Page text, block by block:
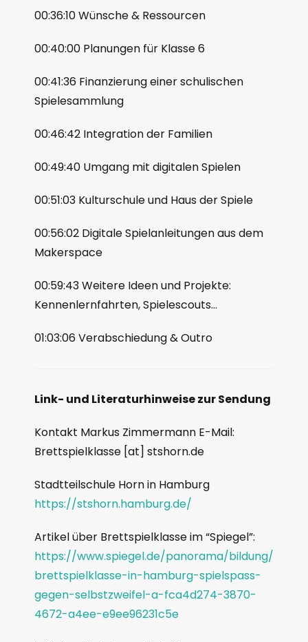
00:36:10 Wünsche & Ressourcen
00:40:00 Planungen für Klasse 6
00:41:36 Finanzierung einer schulischen
Spielesammlung
00:46:42 Integration der Familien
00:49:40 Umgang mit digitalen Spielen
00:51:03 Kulturschule und Haus der Spiele
00:56:02 Digitale Spielanleitungen aus dem
Makerspace
00:59:43 Weitere Ideen und Projekte:
Kennenlernfahrten, Spielescouts…
01:03:06 Verabschiedung & Outro
Link- und Literaturhinweise zur Sendung
Kontakt Markus Zimmermann E-Mail:
Brettspielklasse [at] stshorn.de
Stadtteilschule Horn in Hamburg
https://stshorn.hamburg.de/
Artikel über Brettspielklasse im “Spiegel”:
https://www.spiegel.de/panorama/bildung/
brettspielklasse-in-hamburg-spielspass-
gegen-selbstzweifel-a-fca4d274-3870-
4672-a4ee-e9ee96231c5e